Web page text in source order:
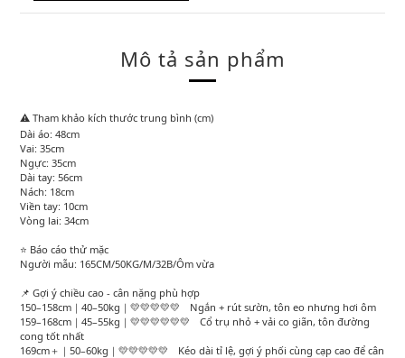
Mô tả sản phẩm
⚠️ Tham khảo kích thước trung bình (cm)
Dài áo: 48cm
Vai: 35cm
Ngực: 35cm
Dài tay: 56cm
Nách: 18cm
Viền tay: 10cm
Vòng lai: 34cm
⭐ Báo cáo thử mặc
Người mẫu: 165CM/50KG/M/32B/Ôm vừa
📌 Gợi ý chiều cao - cân nặng phù hợp
150–158cm｜40–50kg｜💛💛💛💛💛 Ngắn + rút sườn, tôn eo nhưng hơi ôm
159–168cm｜45–55kg｜💛💛💛💛💛💛 Cổ trụ nhỏ + vải co giãn, tôn đường
cong tốt nhất
169cm＋｜50–60kg｜💛💛💛💛💛 Kéo dài tỉ lệ, gợi ý phối cùng cạp cao để cân